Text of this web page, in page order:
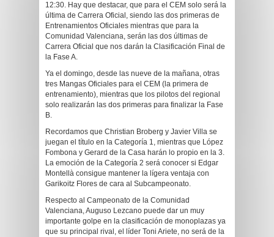
12:30. Hay que destacar, que para el CEM solo será la
última de Carrera Oficial, siendo las dos primeras de
Entrenamientos Oficiales mientras que para la
Comunidad Valenciana, serán las dos últimas de
Carrera Oficial que nos darán la Clasificación Final de
la Fase A.
Ya el domingo, desde las nueve de la mañana, otras
tres Mangas Oficiales para el CEM (la primera de
entrenamiento), mientras que los pilotos del regional
solo realizarán las dos primeras para finalizar la Fase
B.
Recordamos que Christian Broberg y Javier Villa se
juegan el título en la Categoría 1, mientras que López
Fombona y Gerard de la Casa harán lo propio en la 3.
La emoción de la Categoría 2 será conocer si Edgar
Montellà consigue mantener la lígera ventaja con
Garikoitz Flores de cara al Subcampeonato.
Respecto al Campeonato de la Comunidad
Valenciana, Auguso Lezcano puede dar un muy
importante golpe en la clasificación de monoplazas ya
que su principal rival, el líder Toni Ariete, no será de la